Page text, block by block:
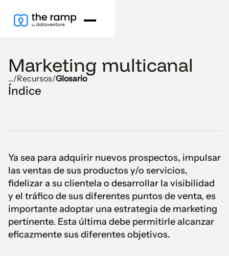
Marketing multicanal
.../Recursos/Glosario
Índice
Ya sea para adquirir nuevos prospectos, impulsar
las ventas de sus productos y/o servicios,
fidelizar a su clientela o desarrollar la visibilidad
y el tráfico de sus diferentes puntos de venta, es
importante adoptar una estrategia de marketing
pertinente. Esta última debe permitirle alcanzar
eficazmente sus diferentes objetivos.